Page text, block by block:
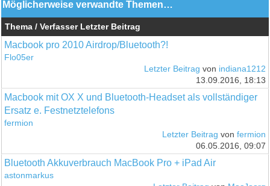
Möglicherweise verwandte Themen…
Thema / Verfasser Letzter Beitrag
Macbook pro 2010 Airdrop/Bluetooth?!
Flo05er
Letzter Beitrag von indiana1212
13.09.2016, 18:13
Macbook mit OX X und Bluetooth-Headset als vollständiger
Ersatz e. Festnetztelefons
fermion
Letzter Beitrag von fermion
06.05.2016, 09:07
Bluetooth Akkuverbrauch MacBook Pro + iPad Air
astonmarkus